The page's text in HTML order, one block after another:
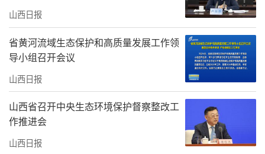
山西日报
省黄河流域生态保护和高质量发展工作领
导小组召开会议
山西日报
山西省召开中央生态环境保护督察整改工
作推进会
山西日报